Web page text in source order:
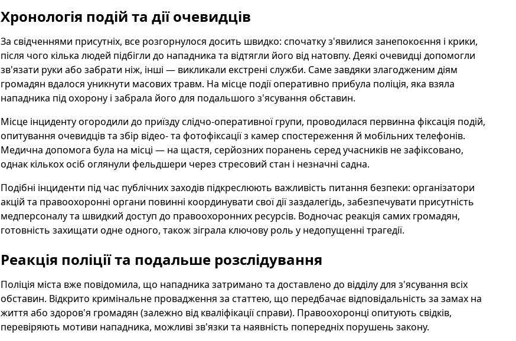
Хронологія подій та дії очевидців
За свідченнями присутніх, все розгорнулося досить швидко: спочатку з'явилися занепокоєння і крики,
після чого кілька людей підбігли до нападника та відтягли його від натовпу. Деякі очевидці допомогли
зв'язати руки або забрати ніж, інші — викликали екстрені служби. Саме завдяки злагодженим діям
громадян вдалося уникнути масових травм. На місце події оперативно прибула поліція, яка взяла
нападника під охорону і забрала його для подальшого з'ясування обставин.
Місце інциденту огородили до приїзду слідчо-оперативної групи, проводилася первинна фіксація подій,
опитування очевидців та збір відео- та фотофіксації з камер спостереження й мобільних телефонів.
Медична допомога була на місці — на щастя, серйозних поранень серед учасників не зафіксовано,
однак кількох осіб оглянули фельдшери через стресовий стан і незначні садна.
Подібні інциденти під час публічних заходів підкреслюють важливість питання безпеки: організатори
акцій та правоохоронні органи повинні координувати свої дії заздалегідь, забезпечувати присутність
медперсоналу та швидкий доступ до правоохоронних ресурсів. Водночас реакція самих громадян,
готовність захищати одне одного, також зіграла ключову роль у недопущенні трагедії.
Реакція поліції та подальше розслідування
Поліція міста вже повідомила, що нападника затримано та доставлено до відділу для з'ясування всіх
обставин. Відкрито кримінальне провадження за статтею, що передбачає відповідальність за замах на
життя або здоров'я громадян (залежно від кваліфікації справи). Правоохоронці опитують свідків,
перевіряють мотиви нападника, можливі зв'язки та наявність попередніх порушень закону.